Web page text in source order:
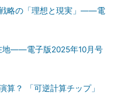
略の「理想と現実」――電
地――電子版2025年10月号
算？ 「可逆計算チップ」